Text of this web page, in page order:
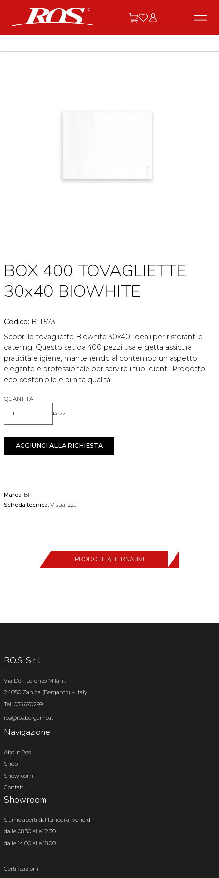
BOX 400 TOVAGLIETTE
30x40 BIOWHITE
Codice: BIT573
Scopri le tovagliette Biowhite 30x40, ideali per ristoranti e
catering. Questo set da 400 pezzi usa e getta assicura
praticità e igiene, mantenendo al contempo un aspetto
elegante e professionale per servire i tuoi clienti. Prodotto
eco-sostenibile e di alta qualità.
QUANTITÀ
Quantità Pezzi
AGGIUNGI ALLA RICHIESTA
Marca: BIT
Scheda tecnica: Visualizza
PRODOTTI ALTERNATIVI
RO.S. S.r.l.
Via Don Lorenzo Milani, 1
24050 Zanica (Bergamo) – Italy
Tel. 035.670299
ros@ros.bergamo.it
Navigazione
About Ros
Shop
Showroom
Contatti
Showroom
Siamo aperti dal lunedì al venerdì
dalle 08.30 alle 12.30
dalle 14.00 alle 18.00
Certificazioni